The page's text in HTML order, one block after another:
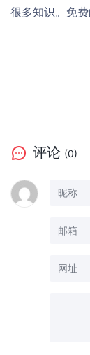
很多知识。免
评论 (0)